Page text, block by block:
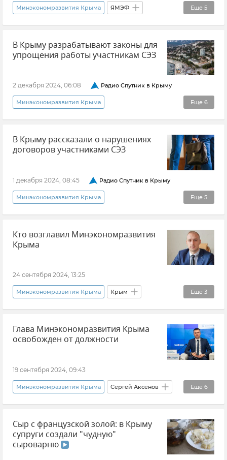
Субсидии Еще 5
Минэкономразвития Крыма ЯМЭФ
Новости Крыма Ирина Кивико
Инвестиции Экономика Крыма Крым
В Крыму разрабатывают законы для
упрощения работы участникам СЭЗ
2 декабря 2024, 06:08 Радио Спутник в Крыму
Еще 6
Минэкономразвития Крыма
Свободная экономическая зона в Республике Крым и Севастополе
Крым Новости Крыма Инвестиции
Экономика Крыма
В Крыму рассказали о нарушениях
договоров участниками СЭЗ
1 декабря 2024, 08:45 Радио Спутник в Крыму
Еще 5
Минэкономразвития Крыма
Свободная экономическая зона в Республике Крым и Севастополе
Крым Новости Крыма Экономика
Общество
Кто возглавил Минэкономразвития
Крыма
24 сентября 2024, 13:25
Еще 3
Минэкономразвития Крыма Крым
Новости Крыма
Глава Минэкономразвития Крыма
освобожден от должности
19 сентября 2024, 09:43
Еще 6
Минэкономразвития Крыма Сергей Аксенов
Дмитрий Шеряко
Кадровые перестановки
Сыр с французской золой: в Крыму
супруги создали "чудную"
сыроварню